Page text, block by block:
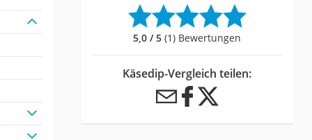
5,0 / 5 (1) Bewertungen
Käsedip-Vergleich teilen: